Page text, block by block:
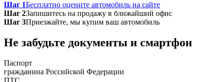
Шаг 1Бесплатно оцените автомобиль на сайте
Шаг 2Запишитесь на продажу в ближайший офис
Шаг 3Приезжайте, мы купим ваш автомобиль
Не забудьте документы и смартфон
Паспорт
гражданина Российской Федерации
ПТС